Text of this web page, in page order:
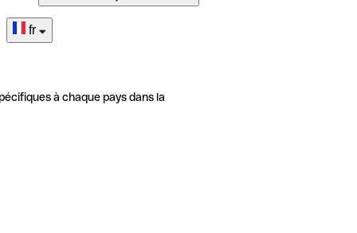
fr
à chaque pays dans la